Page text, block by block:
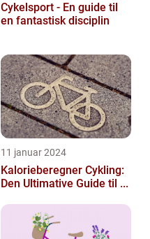
Cykelsport - En guide til
en fantastisk disciplin
11 januar 2024
Kalorieberegner Cykling:
Den Ultimative Guide til ...